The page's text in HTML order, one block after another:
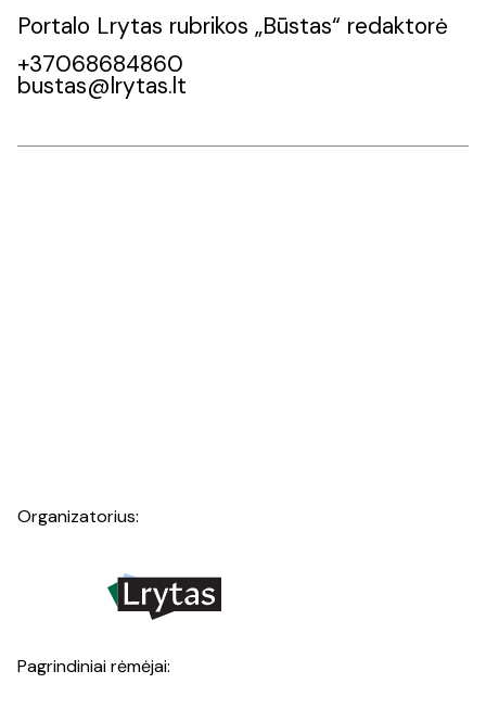
Portalo Lrytas rubrikos „Būstas“ redaktorė
+37068684860
bustas@lrytas.lt
Organizatorius:
Pagrindiniai rėmėjai: